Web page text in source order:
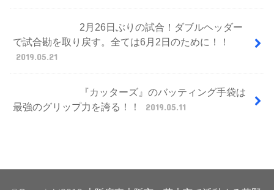
2月26日ぶりの試合！ダブルヘッダー
で試合勘を取り戻す。全ては6月2日のために！！
2019.05.21
『カッターズ』のバッティング手袋は
最強のグリップ力を誇る！！
2019.05.11